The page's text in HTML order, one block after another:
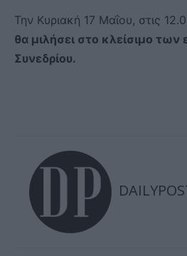
Την Κυριακή 17 Μαΐου, στις
θα μιλήσει στο κλείσιμο των
Συνεδρίου.